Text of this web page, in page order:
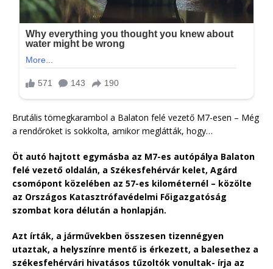
Brutális tömegkarambol a Balaton felé vezető M7-esen – Még
a rendőröket is sokkolta, amikor meglátták, hogy…
Öt autó hajtott egymásba az M7-es autópálya Balaton
felé vezető oldalán, a Székesfehérvár kelet, Agárd
csomópont közelében az 57-es kilométernél – közölte
az Országos Katasztrófavédelmi Főigazgatóság
szombat kora délután a honlapján.
Azt írták, a járművekben összesen tizennégyen
utaztak, a helyszínre mentő is érkezett, a balesethez a
székesfehérvári hivatásos tűzoltók vonultak- írja az